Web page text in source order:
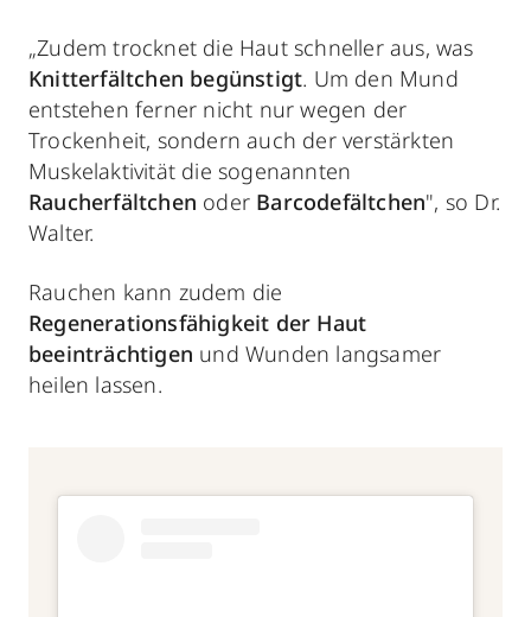
„Zudem trocknet die Haut schneller aus, was
Knitterfältchen begünstigt. Um den Mund
entstehen ferner nicht nur wegen der
Trockenheit, sondern auch der verstärkten
Muskelaktivität die sogenannten
Raucherfältchen oder Barcodefältchen", so Dr.
Walter.
Rauchen kann zudem die
Regenerationsfähigkeit der Haut
beeinträchtigen und Wunden langsamer
heilen lassen.